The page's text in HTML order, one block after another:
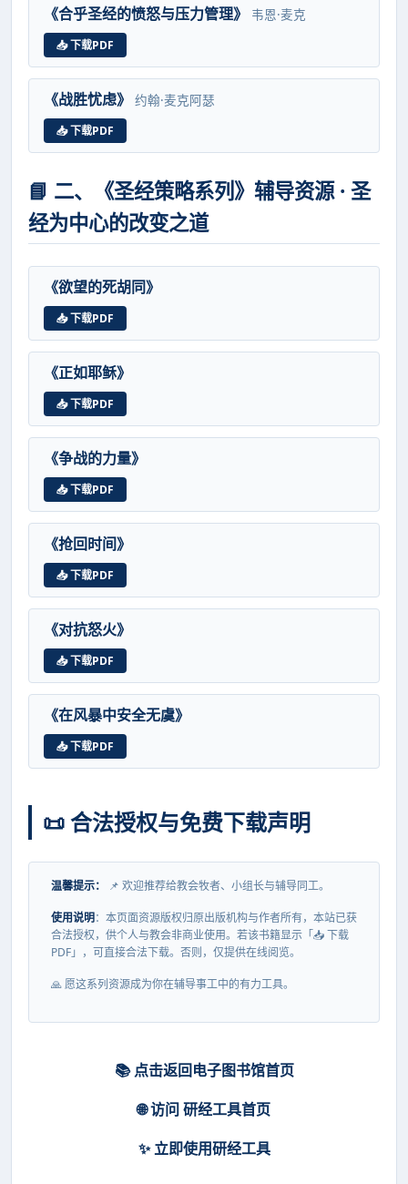
《合乎圣经的愤怒与压力管理》 韦恩·麦克
📥 下载PDF
《战胜忧虑》 约翰·麦克阿瑟
📥 下载PDF
📘 二、《圣经策略系列》辅导资源 · 圣
经为中心的改变之道
《欲望的死胡同》
📥 下载PDF
《正如耶稣》
📥 下载PDF
《争战的力量》
📥 下载PDF
《抢回时间》
📥 下载PDF
《对抗怒火》
📥 下载PDF
《在风暴中安全无虞》
📥 下载PDF
📜 合法授权与免费下载声明
温馨提示： 📌 欢迎推荐给教会牧者、小组长与辅导同工。
使用说明：本页面资源版权归原出版机构与作者所有，本站已获
合法授权，供个人与教会非商业使用。若该书籍显示「📥 下载
PDF」，可直接合法下载。否则，仅提供在线阅览。
🙏 愿这系列资源成为你在辅导事工中的有力工具。
📚 点击返回电子图书馆首页
🌐 访问 研经工具首页
✨ 立即使用研经工具